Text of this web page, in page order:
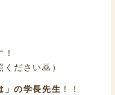
ださい🙇）
」の学長先生 ！！